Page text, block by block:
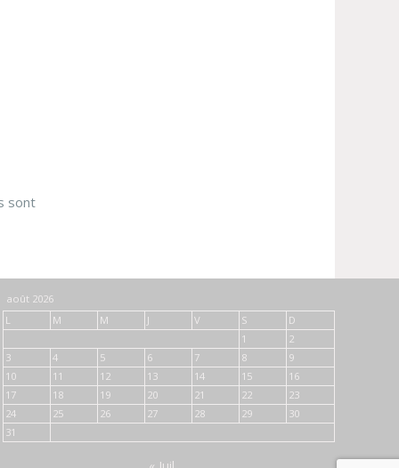
sont
août 2026
L
M M J V S
D
1
2
3
4 5 6 7 8
9
10
11 12 13 14 15
16
17
18 19 20 21 22
23
24
25 26 27 28 29
30
31